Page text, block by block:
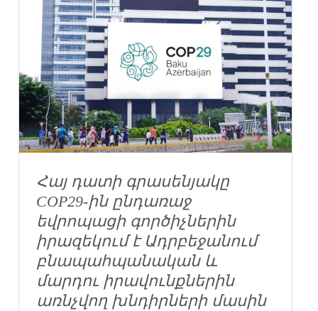
Հայ դատի գրասենյակը
COP29-ին ընդառաջ
եվրոպացի գործիչներին
իրազեկում է Ադրբեջանում
բնապահպանական և
մարդու իրավունքներին
առնչվող խնդիրների մասին